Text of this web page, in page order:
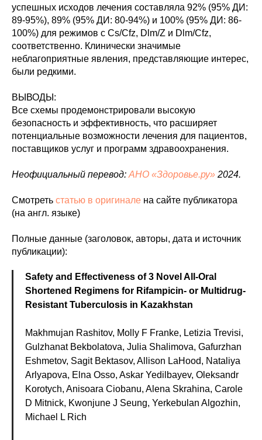
успешных исходов лечения составляла 92% (95% ДИ:
89-95%), 89% (95% ДИ: 80-94%) и 100% (95% ДИ: 86-
100%) для режимов с Cs/Cfz, Dlm/Z и Dlm/Cfz,
соответственно. Клинически значимые
неблагоприятные явления, представляющие интерес,
были редкими.
ВЫВОДЫ:
Все схемы продемонстрировали высокую
безопасность и эффективность, что расширяет
потенциальные возможности лечения для пациентов,
поставщиков услуг и программ здравоохранения.
Неофициальный перевод: АНО «Здоровье.ру» 2024.
Смотреть статью в оригинале на сайте публикатора
(на англ. языке)
Полные данные (заголовок, авторы, дата и источник
публикации):
Safety and Effectiveness of 3 Novel All-Oral
Shortened Regimens for Rifampicin- or Multidrug-
Resistant Tuberculosis in Kazakhstan
Makhmujan Rashitov, Molly F Franke, Letizia Trevisi,
Gulzhanat Bekbolatova, Julia Shalimova, Gafurzhan
Eshmetov, Sagit Bektasov, Allison LaHood, Nataliya
Arlyapova, Elna Osso, Askar Yedilbayev, Oleksandr
Korotych, Anisoara Ciobanu, Alena Skrahina, Carole
D Mitnick, Kwonjune J Seung, Yerkebulan Algozhin,
Michael L Rich